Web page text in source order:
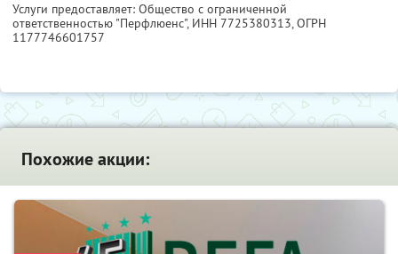
Услуги предоставляет: Общество с ограниченной
ответственностью "Перфлюенс", ИНН 7725380313, ОГРН
1177746601757
Похожие акции: